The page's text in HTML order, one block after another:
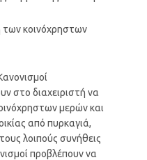
των κοινόχρηστων
στο διαχειριστή να
μερών και
από πυρκαγιά,
λοιπούς συνήθεις
προβλέπουν να